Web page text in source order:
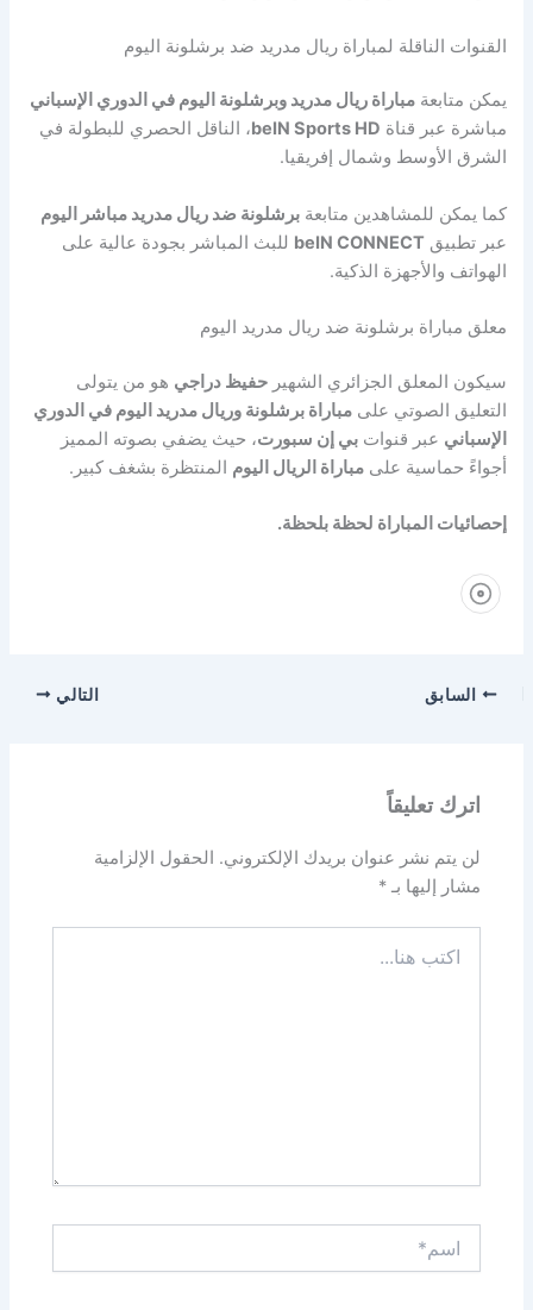
القنوات الناقلة لمباراة ريال مدريد ضد برشلونة اليوم
يمكن متابعةمباراة ريال مدريد وبرشلونة اليوم في الدوري الإسباني
مباشرة عبر قناة beIN Sports HD، الناقل الحصري للبطولة في
الشرق الأوسط وشمال إفريقيا.
كما يمكن للمشاهدين متابعةبرشلونة ضد ريال مدريد مباشر اليوم
عبر تطبيقbeIN CONNECT للبث المباشر بجودة عالية على
الهواتف والأجهزة الذكية.
معلق مباراة برشلونة ضد ريال مدريد اليوم
سيكون المعلق الجزائري الشهيرحفيظ دراجي هو من يتولى
التعليق الصوتي علىمباراة برشلونة وريال مدريد اليوم في الدوري
الإسباني عبر قنواتبي إن سبورت، حيث يضفي بصوته المميز
أجواءً حماسية علىمباراة الريال اليوم المنتظرة بشغف كبير.
إحصائيات المباراة لحظة بلحظة.
السابق التالي
اترك تعليقاً
لن يتم نشر عنوان بريدك الإلكتروني. الحقول الإلزامية
مشار إليها بـ*
هنا...